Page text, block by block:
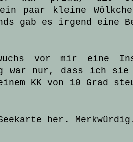
paar kleine
gab es irgend eine
wuchs vor mir eine
war nur, dass ich
KK von 10 Grad
her.